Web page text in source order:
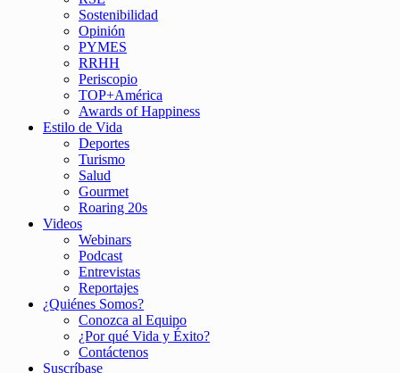
Sostenibilidad
Opinión
PYMES
RRHH
Periscopio
TOP+América
Awards of Happiness
Estilo de Vida
Deportes
Turismo
Salud
Gourmet
Roaring 20s
Videos
Webinars
Podcast
Entrevistas
Reportajes
¿Quiénes Somos?
Conozca al Equipo
¿Por qué Vida y Éxito?
Contáctenos
Suscríbase